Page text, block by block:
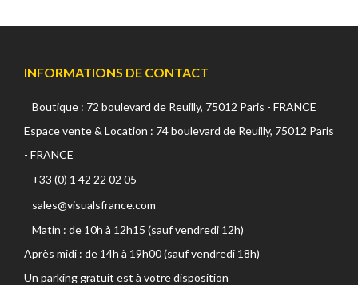
INFORMATIONS DE CONTACT
Boutique : 72 boulevard de Reuilly, 75012 Paris - FRANCE
Espace vente & Location : 74 boulevard de Reuilly, 75012 Paris
- FRANCE
+33 (0) 1 42 22 02 05
sales@visualsfrance.com
Matin : de 10h à 12h15 (sauf vendredi 12h)
Après midi : de 14h à 19h00 (sauf vendredi 18h)
Un parking gratuit est à votre disposition